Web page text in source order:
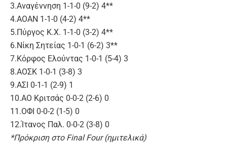
3.Αναγέννηση 1-1-0 (9-2) 4**
4.ΑΟΑΝ 1-1-0 (4-2) 4**
5.Πύργος Κ.Χ. 1-1-0 (3-2) 4**
6.Νίκη Σητείας 1-0-1 (6-2) 3**
7.Κόρφος Ελούντας 1-0-1 (5-4) 3
8.ΑΟΣΚ 1-0-1 (3-8) 3
9.ΑΣΙ 0-1-1 (2-9) 1
10.ΑΟ Κριτσάς 0-0-2 (2-6) 0
11.ΟΦΙ 0-0-2 (1-5) 0
12.Ίτανος Παλ. 0-0-2 (3-8) 0
*Πρόκριση στο Final Four (ημιτελικά)